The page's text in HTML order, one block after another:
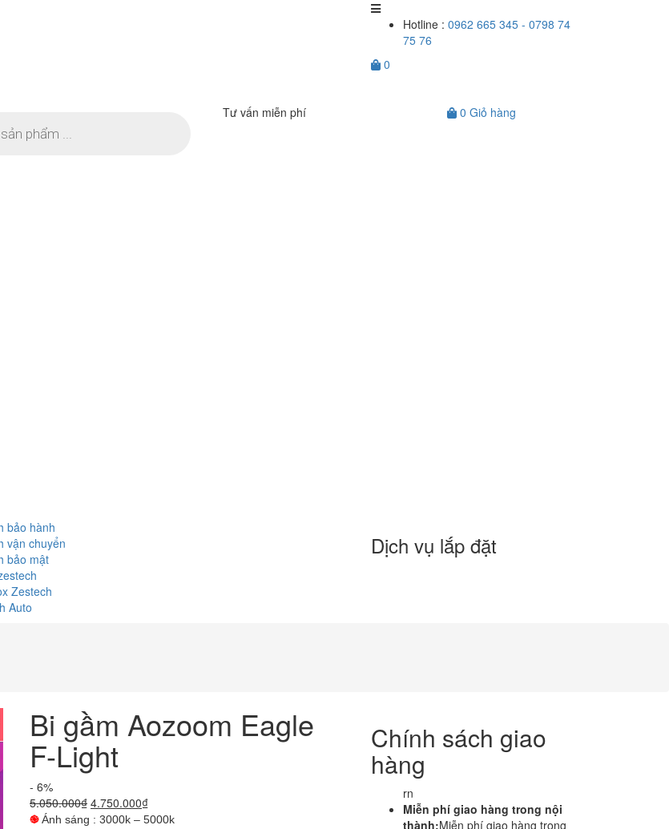
Hotline : 0962 665 345 - 0798 74
75 76
0
Tư vấn miễn phí 0 Giỏ hàng
bảo hành
vận chuyển
bảo mật
Zestech
Auto
Dịch vụ lắp đặt
Bi gầm Aozoom Eagle
F-Light
- 6%
5.050.000₫ Giá
gốc
4.750.000₫Giá
hiện
֎Ánh sáng : 3000k – 5000k
Chính sách giao
hàng
rn
Miễn phí giao hàng trong nội
thành:Miễn phí giao hàng trong